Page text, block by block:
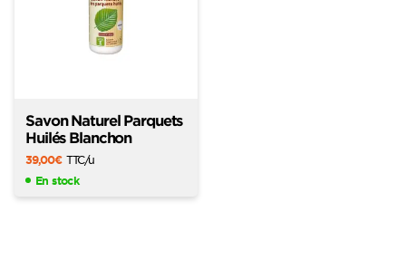
Savon Naturel Parquets
Huilés Blanchon
39,00€ TTC/u
En stock